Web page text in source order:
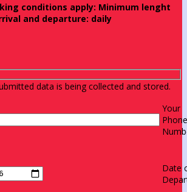
conditions apply: Minimum lenght
and departure: daily
data is being collected and stored.
Your
Phone
Date